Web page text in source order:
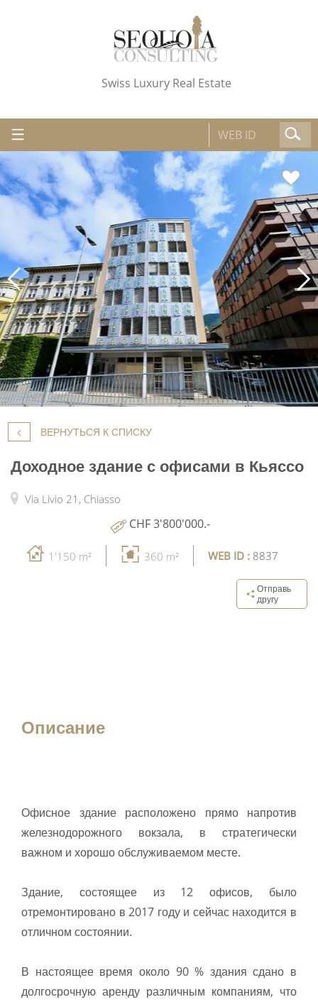
Swiss Luxury Real Estate
ВЕРНУТЬСЯ К СПИСКУ
Доходное здание с офисами в Кьяссо
Via Livio 21, Chiasso
CHF 3'800'000.-
1'150 m² 360 m² WEB ID : 8837
Отправь
другу
Описание
Офисное здание расположено прямо напротив
железнодорожного вокзала, в стратегически
важном и хорошо обслуживаемом месте.
Здание, состоящее из 12 офисов, было
отремонтировано в 2017 году и сейчас находится в
отличном состоянии.
В настоящее время около 90 % здания сдано в
долгосрочную аренду различным компаниям, что